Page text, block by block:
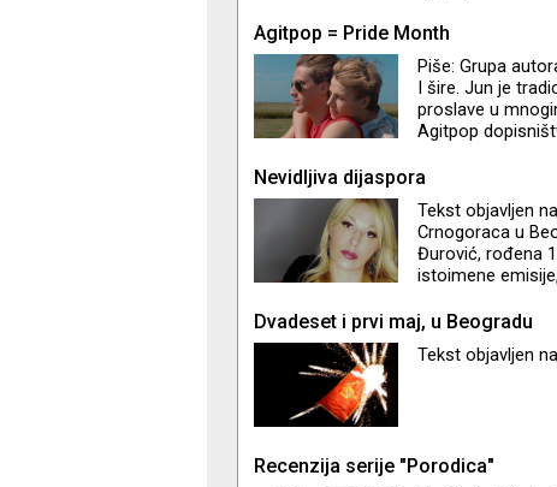
filmske i TV
Agitpop = Pride Month
Piše: Grupa
I šire. Jun je
proslave u
Agitpop
Nevidljiva dijaspora
Tekst objavljen
Crnogoraca u
Đurović, rođena
istoimene
pod definiciju
Dvadeset i prvi maj, u Beogradu
Tekst objavljen
Recenzija serije "Porodica"